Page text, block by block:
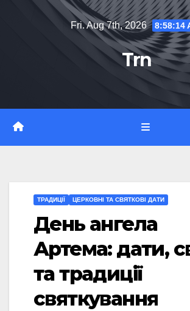
Fri. Aug 7th, 2026 8:58:15
Trn
ТРАДИЦІЇ ЦЕРКОВНІ ТА СВЯТКОВІ ДАТИ
День ангела
Артема: дати,
та традиції
святкування